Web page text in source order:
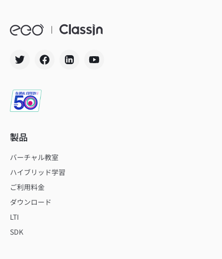
製品
バーチャル教室
ハイブリッド学習
ご利用料金
ダウンロード
LTI
SDK